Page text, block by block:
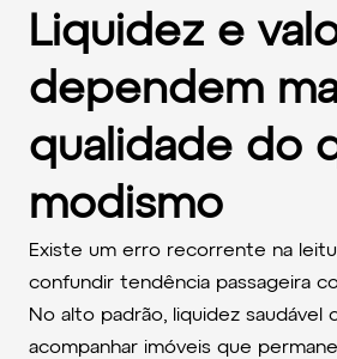
Liquidez e
dependem
qualidade do
modismo
Existe um erro recorrente na
confundir tendência passageira
No alto padrão, liquidez saudável
acompanhar imóveis que